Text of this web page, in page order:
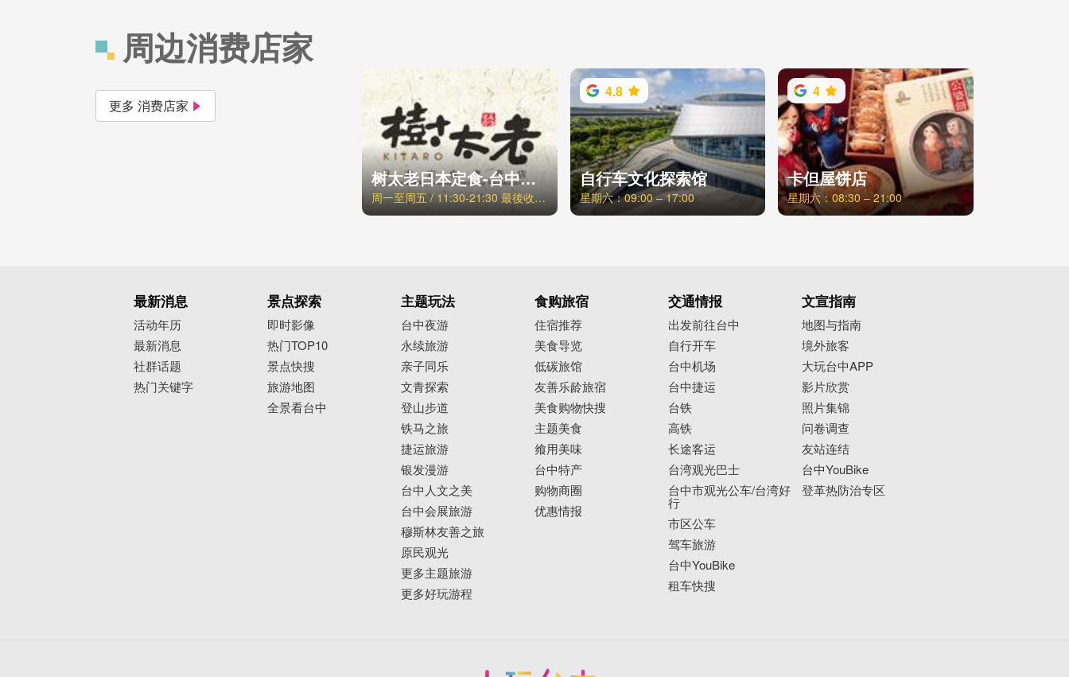
周边消费店家
更多 消费店家
树太老日本定食-台中青海店
周一至周五 / 11:30-21:30 最後收客时间21:00，周六日、例假日 / 11:00-21:30 最後收客时间21:00
4.8
自行车文化探索馆
星期六：09:00 – 17:00
4
卡但屋饼店
星期六：08:30 – 21:00
最新消息
活动年历
最新消息
社群话题
热门关键字
景点探索
即时影像
热门TOP10
景点快搜
旅游地图
全景看台中
主题玩法
台中夜游
永续旅游
亲子同乐
文青探索
登山步道
铁马之旅
捷运旅游
银发漫游
台中人文之美
台中会展旅游
穆斯林友善之旅
原民观光
更多主题旅游
更多好玩游程
食购旅宿
住宿推荐
美食导览
低碳旅馆
友善乐龄旅宿
美食购物快搜
主题美食
飨用美味
台中特产
购物商圈
优惠情报
交通情报
出发前往台中
自行开车
台中机场
台中捷运
台铁
高铁
长途客运
台湾观光巴士
台中市观光公车/台湾好
行
市区公车
驾车旅游
台中YouBike
租车快搜
文宣指南
地图与指南
境外旅客
大玩台中APP
影片欣赏
照片集锦
问卷调查
友站连结
台中YouBike
登革热防治专区